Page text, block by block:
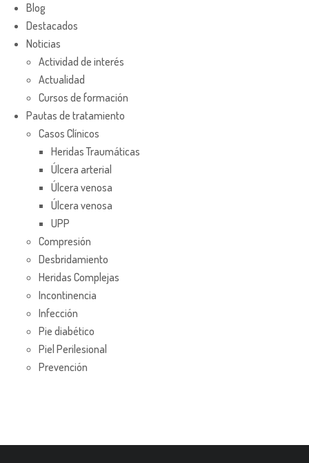
Blog
Destacados
Noticias
Actividad de interés
Actualidad
Cursos de formación
Pautas de tratamiento
Casos Clínicos
Heridas Traumáticas
Úlcera arterial
Úlcera venosa
Úlcera venosa
UPP
Compresión
Desbridamiento
Heridas Complejas
Incontinencia
Infección
Pie diabético
Piel Perilesional
Prevención